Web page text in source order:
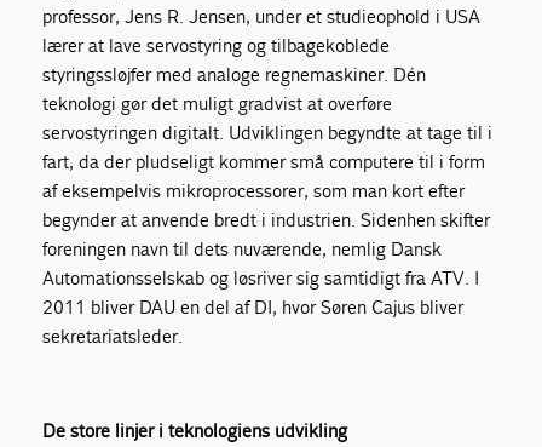
professor, Jens R. Jensen, under et studieophold i USA
lærer at lave servostyring og tilbagekoblede
styringssløjfer med analoge regnemaskiner. Dén
teknologi gør det muligt gradvist at overføre
servostyringen digitalt. Udviklingen begyndte at tage til i
fart, da der pludseligt kommer små computere til i form
af eksempelvis mikroprocessorer, som man kort efter
begynder at anvende bredt i industrien. Sidenhen skifter
foreningen navn til dets nuværende, nemlig Dansk
Automationsselskab og løsriver sig samtidigt fra ATV. I
2011 bliver DAU en del af DI, hvor Søren Cajus bliver
sekretariatsleder.
De store linjer i teknologiens udvikling